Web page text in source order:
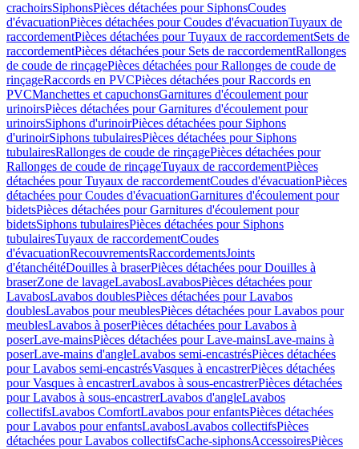
crachoirsSiphonsPièces détachées pour SiphonsCoudes
d'évacuationPièces détachées pour Coudes d'évacuationTuyaux de
raccordementPièces détachées pour Tuyaux de raccordementSets de
raccordementPièces détachées pour Sets de raccordementRallonges
de coude de rinçagePièces détachées pour Rallonges de coude de
rinçageRaccords en PVCPièces détachées pour Raccords en
PVCManchettes et capuchonsGarnitures d'écoulement pour
urinoirsPièces détachées pour Garnitures d'écoulement pour
urinoirsSiphons d'urinoirPièces détachées pour Siphons
d'urinoirSiphons tubulairesPièces détachées pour Siphons
tubulairesRallonges de coude de rinçagePièces détachées pour
Rallonges de coude de rinçageTuyaux de raccordementPièces
détachées pour Tuyaux de raccordementCoudes d'évacuationPièces
détachées pour Coudes d'évacuationGarnitures d'écoulement pour
bidetsPièces détachées pour Garnitures d'écoulement pour
bidetsSiphons tubulairesPièces détachées pour Siphons
tubulairesTuyaux de raccordementCoudes
d'évacuationRecouvrementsRaccordementsJoints
d'étanchéitéDouilles à braserPièces détachées pour Douilles à
braserZone de lavageLavabosLavabosPièces détachées pour
LavabosLavabos doublesPièces détachées pour Lavabos
doublesLavabos pour meublesPièces détachées pour Lavabos pour
meublesLavabos à poserPièces détachées pour Lavabos à
poserLave-mainsPièces détachées pour Lave-mainsLave-mains à
poserLave-mains d'angleLavabos semi-encastrésPièces détachées
pour Lavabos semi-encastrésVasques à encastrerPièces détachées
pour Vasques à encastrerLavabos à sous-encastrerPièces détachées
pour Lavabos à sous-encastrerLavabos d'angleLavabos
collectifsLavabos ComfortLavabos pour enfantsPièces détachées
pour Lavabos pour enfantsLavabosLavabos collectifsPièces
détachées pour Lavabos collectifsCache-siphonsAccessoiresPièces